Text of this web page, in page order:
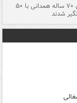
قاتلان پیرزن ۷۰ ساله همدانی با ۵۰
شدند